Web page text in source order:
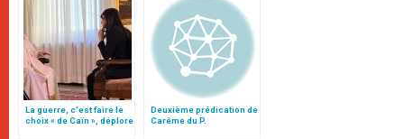
La guerre, c’est faire le
choix « de Caïn », déplore
Deuxième prédication de
Carême du P.